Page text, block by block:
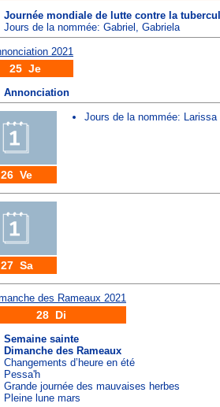
Journée mondiale de lutte contre la
Jours de la nommée: Gabriel , Gabriela
25 Je
Annonciation
26 Ve
Jours de la nommée: Larissa
27 Sa
28 Di
Semaine sainte
Dimanche des Rameaux
Changements d’heure en été
Pessa'h
Grande journée des mauvaises herbes
Pleine lune mars